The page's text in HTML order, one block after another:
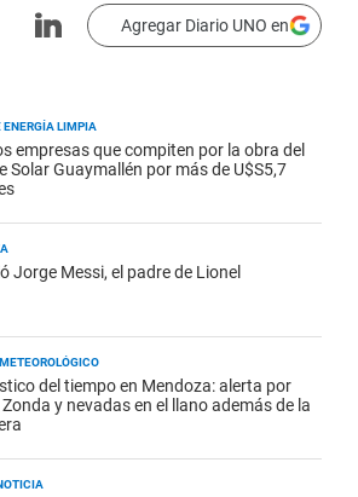
Agregar Diario UNO en
ENERGÍA LIMPIA
empresas que compiten por la obra del
Solar Guaymallén por más de U$S5,7
Jorge Messi, el padre de Lionel
del tiempo en Mendoza: alerta por
y nevadas en el llano además de la